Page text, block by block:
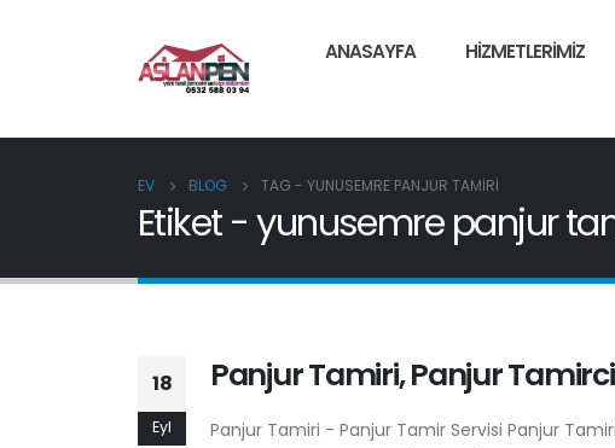
ANASAYFA HIZMETLERIMIZ
EV BLOG TAG - YUNUSEMRE PANJUR TAMIRI
Etiket - yunusemre panjur
18
Eyl
Panjur Tamiri, Panjur
Panjur Tamiri - Panjur Tamir Servisi Panjur